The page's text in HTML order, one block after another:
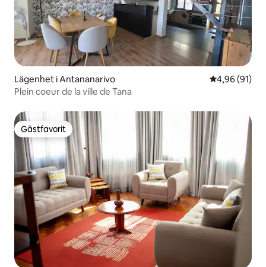
Lägenhet i Antananarivo 4,96 av 5 i
4,96 (91)
Plein coeur de la ville de Tana
Gästfavorit
Gästfavorit